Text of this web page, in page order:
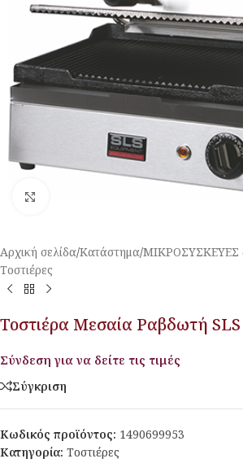
Αρχική σελίδα/Κατάστημα/
Τοστιέρες
Τοστιέρα Μεσαία Ραβδωτή SLS
Σύνδεση για να δείτε τις τιμές
Σύγκριση
Κωδικός προϊόντος: 1490699953
Κατηγορία: Τοστιέρες